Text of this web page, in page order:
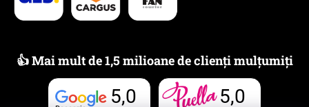
👍 Mai mult de 1,5 milioane de clienți mulțumiți
5,0 5,0